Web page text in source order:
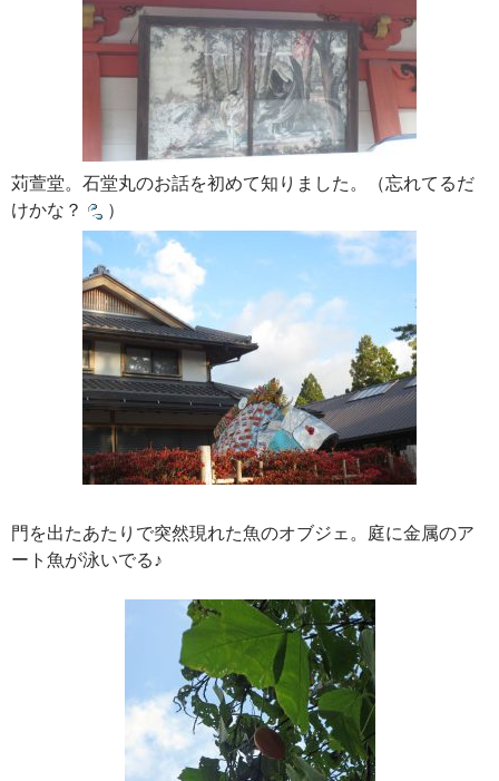
苅萱堂。石堂丸のお話を初めて知りました。（忘れてるだ
けかな？
）
門を出たあたりで突然現れた魚のオブジェ。庭に金属のア
ート魚が泳いでる♪